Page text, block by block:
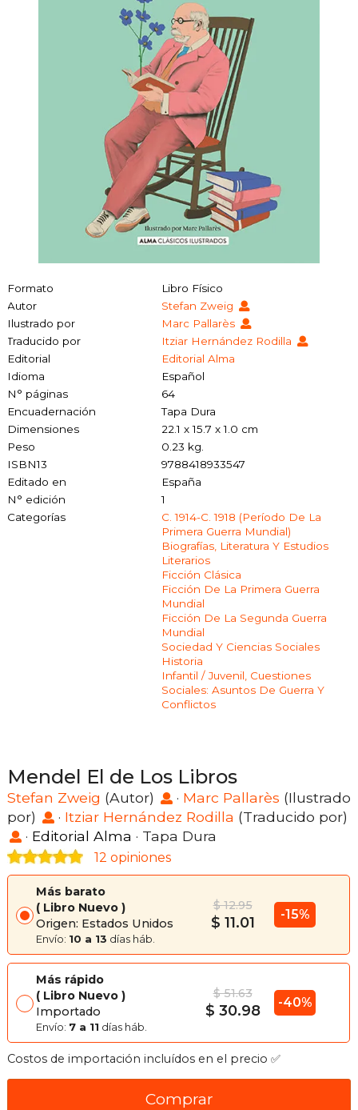
Formato
Libro Físico
Autor
Stefan Zweig
Ilustrado por
Marc Pallarès
Traducido por
Itziar Hernández Rodilla
Editorial
Editorial Alma
Idioma
Español
N° páginas
64
Encuadernación
Tapa Dura
Dimensiones
22.1 x 15.7 x 1.0 cm
Peso
0.23 kg.
ISBN13
9788418933547
Editado en
España
N° edición
1
Categorías
C. 1914-C. 1918 (período De La
Primera Guerra Mundial)
Biografías, Literatura Y Estudios
Literarios
Ficción Clásica
Ficción De La Primera Guerra
Mundial
Ficción De La Segunda Guerra
Mundial
Sociedad Y Ciencias Sociales
Historia
Infantil / Juvenil, Cuestiones
Sociales: Asuntos De Guerra Y
Conflictos
Mendel El de Los Libros
Stefan Zweig (Autor) · Marc Pallarès (Ilustrado
por)
· Itziar Hernández Rodilla (Traducido por)
· Editorial Alma · Tapa Dura
12 opiniones
Más barato
Libro Nuevo
Origen: Estados Unidos
Envío: 10 a 13 días háb.
$ 12.95
$ 11.01 -15%
Más rápido
Libro Nuevo
Importado
Envío: 7 a 11 días háb.
$ 51.63
$ 30.98 -40%
Costos de importación incluídos en el precio ✅
Comprar